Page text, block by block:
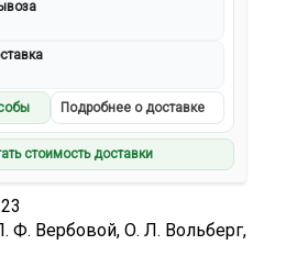
Подробнее о доставке
стоимость доставки
Ф. Вербовой, О. Л. Вольберг,